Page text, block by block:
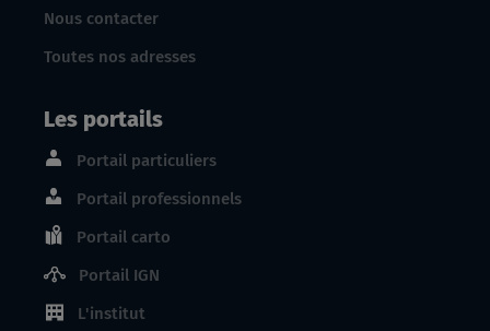
Nous contacter
Toutes nos adresses
Les portails
Portail particuliers
Portail professionnels
Portail carto
Portail IGN
L'institut